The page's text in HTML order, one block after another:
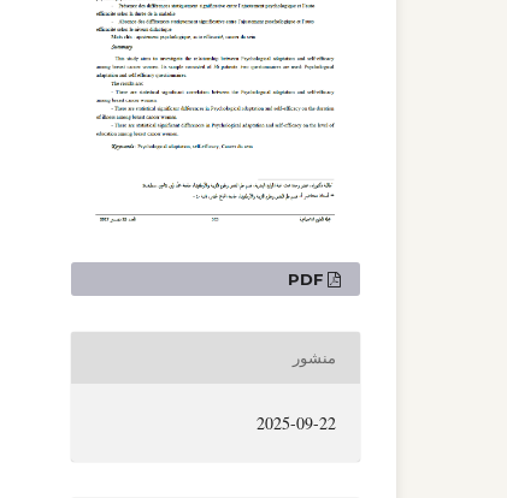
التنزيلات
PDF
منشور
2025-09-22